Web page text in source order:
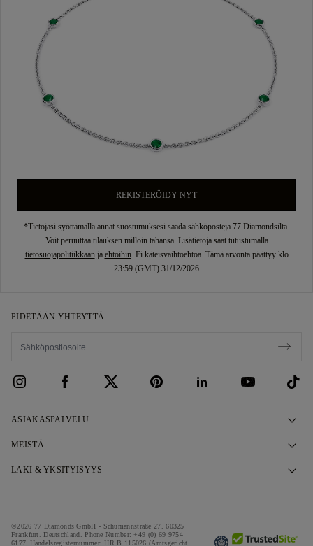
REKISTERÖIDY NYT
*Tietojasi syöttämällä annat suostumuksesi saada sähköposteja 77 Diamondsilta.
Voit peruuttaa tilauksen milloin tahansa. Lisätietoja saat tutustumalla
tietosuojapolitiikkaanja ehtoihin. Ei käteisvaihtoehtoa. Tämä arvonta päättyy klo
23:59 (GMT) 31/12/2026
PIDETÄÄN YHTEYTTÄ
ASIAKASPALVELU
Ota yhteyttä
Rahoituksen ehdot ja edellytykset
MEISTÄ
Tarinamme
Vastuullinen Hankinta
LAKI & YKSITYISYYS
Ehdot ja edellytykset
©2026 77 Diamonds GmbH - Schumannstraße 27. 60325
Frankfurt. Deutschland. Phone Number: +49 (0) 69 9754
6177,
Handelsregisternummer: HR B 115026 (Amtsgericht